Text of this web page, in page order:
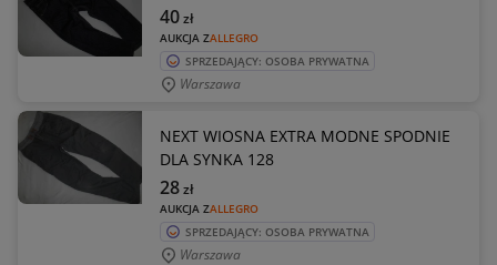
AUKCJA ZALLEGRO
40zł
SPRZEDAJĄCY: OSOBA PRYWATNA
Warszawa
NEXT WIOSNA EXTRA MODNE SPODNIE
DLA SYNKA 128
AUKCJA ZALLEGRO
28zł
SPRZEDAJĄCY: OSOBA PRYWATNA
Warszawa